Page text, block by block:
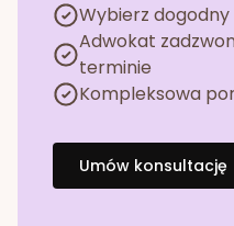
Wybierz
Adwokat
terminie
Kompleksowa
Umów konsultację